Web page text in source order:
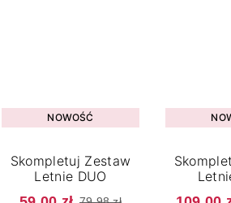
NOWOŚĆ
Skompletuj Zestaw
Letnie DUO